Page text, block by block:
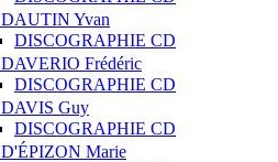
DAUTIN Yvan
DISCOGRAPHIE CD
DAVERIO Frédéric
DISCOGRAPHIE CD
DAVIS Guy
DISCOGRAPHIE CD
D'ÉPIZON Marie